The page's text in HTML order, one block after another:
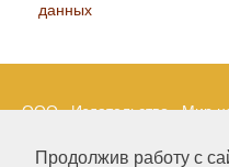
Продолжив работу с
данных
ООО «Издательство «Мир
LLC Материалы,